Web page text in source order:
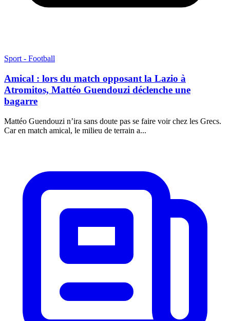
Sport - Football
Amical : lors du match opposant la Lazio à
Atromitos, Mattéo Guendouzi déclenche une
bagarre
Mattéo Guendouzi n’ira sans doute pas se faire voir chez les Grecs.
Car en match amical, le milieu de terrain a...